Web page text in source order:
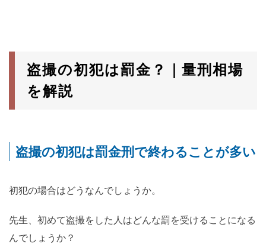
盗撮の初犯は罰金？｜量刑相場
を解説
盗撮の初犯は罰金刑で終わることが多い
初犯の場合はどうなんでしょうか。
先生、初めて盗撮をした人はどんな罰を受けることになる
んでしょうか？